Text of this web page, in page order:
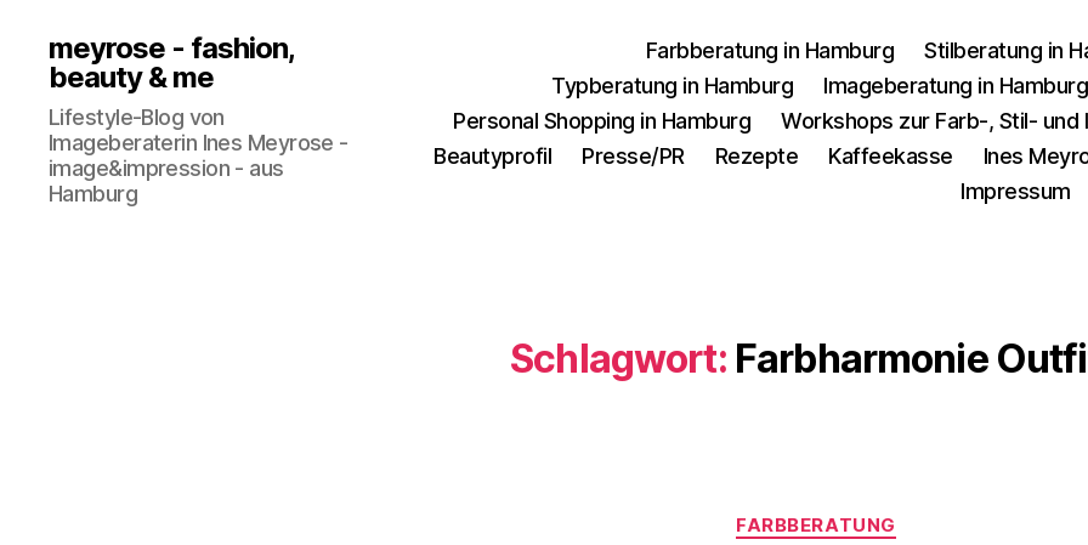
meyrose - fashion,
beauty & me
Lifestyle-Blog von
Imageberaterin Ines Meyrose -
image&impression - aus
Hamburg
Farbberatung in Hamburg Stilberatung in
Typberatung in Hamburg
Imageberatung in Hamburg
Personal Shopping in Hamburg
Workshops zur Farb-, Stil- und
Beautyprofil
Presse/PR Rezepte Kaffeekasse Ines
Impressum
Schlagwort: Farbharmonie
Kategorien
FARBBERATUNG